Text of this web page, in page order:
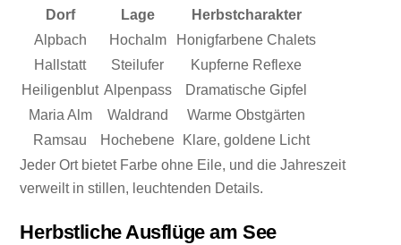
Dorf Lage
Herbstcharakter
Alpbach
Hochalm
Honigfarbene Chalets
Hallstatt
Steilufer
Kupferne Reflexe
Heiligenblut Alpenpass
Dramatische Gipfel
Maria Alm
Waldrand
Warme Obstgärten
Ramsau
Hochebene
Klare, goldene Licht
Jeder Ort bietet Farbe ohne Eile, und die Jahreszeit
verweilt in stillen, leuchtenden Details.
Herbstliche Ausflüge am See